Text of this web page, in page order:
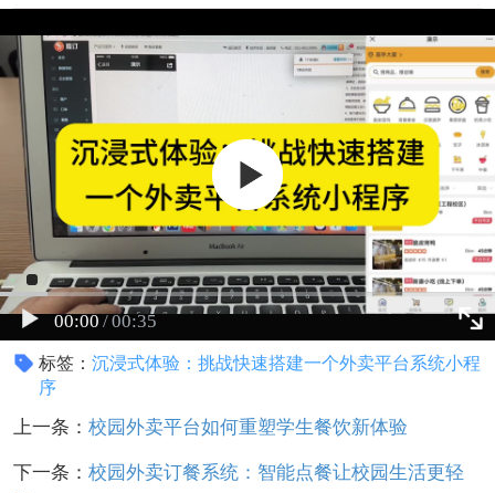
00:00 /00:35
标签：沉浸式体验：挑战快速搭建一个外卖平台系统小程
序
上一条： 校园外卖平台如何重塑学生餐饮新体验
下一条： 校园外卖订餐系统：智能点餐让校园生活更轻